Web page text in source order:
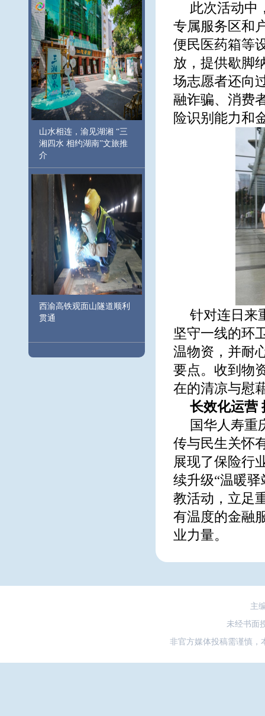
山水相连，渝见湖湘 “三
湘四水 相约湖南”文旅推
介
西渝高铁观面山隧道顺利
贯通
此次活动中
专属服务区和
便民医药箱等
放，提供歇脚
场志愿者还向
融诈骗、消费
险识别能力和
针对连日来
坚守一线的环
温物资，并耐
要点。收到物
在的清凉与慰
长效化运营
国华人寿重
传与民生关怀
展现了保险行
续升级“温暖
教活动，立足
有温度的金融
业力量。
主
未经书面
非官方媒体投稿需谨慎，